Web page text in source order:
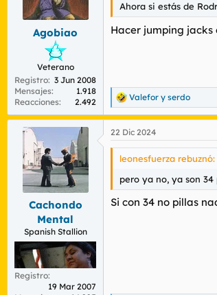
e
s
Agobiao
Veterano
Registro 3 Jun 2008
Mensajes
1.918
Reacciones
2.492
Ahora si estás de
Hacer jumping
R
e
a
c
c
e
s
Valefor y serdo
Cachondo
Mental
Spanish Stallion
Registro
19 Mar 2007
22 Dic 2024
leonesfuerza rebuznó:
pero ya no, ya son
Si con 34 no pillas